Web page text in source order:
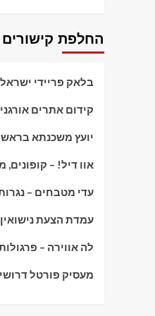
החלפת קישורים
בלאק פריידי ישראל
קידום אתרים אורגני
יועץ משכנתא בראש
אוו דיל! –
עדי מטבחים –
עמדת הצעת
לה אווירה –
מעסיק פורטל